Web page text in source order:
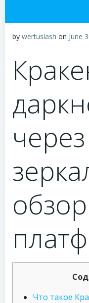
by wertuslash on June
обзор
Что такое